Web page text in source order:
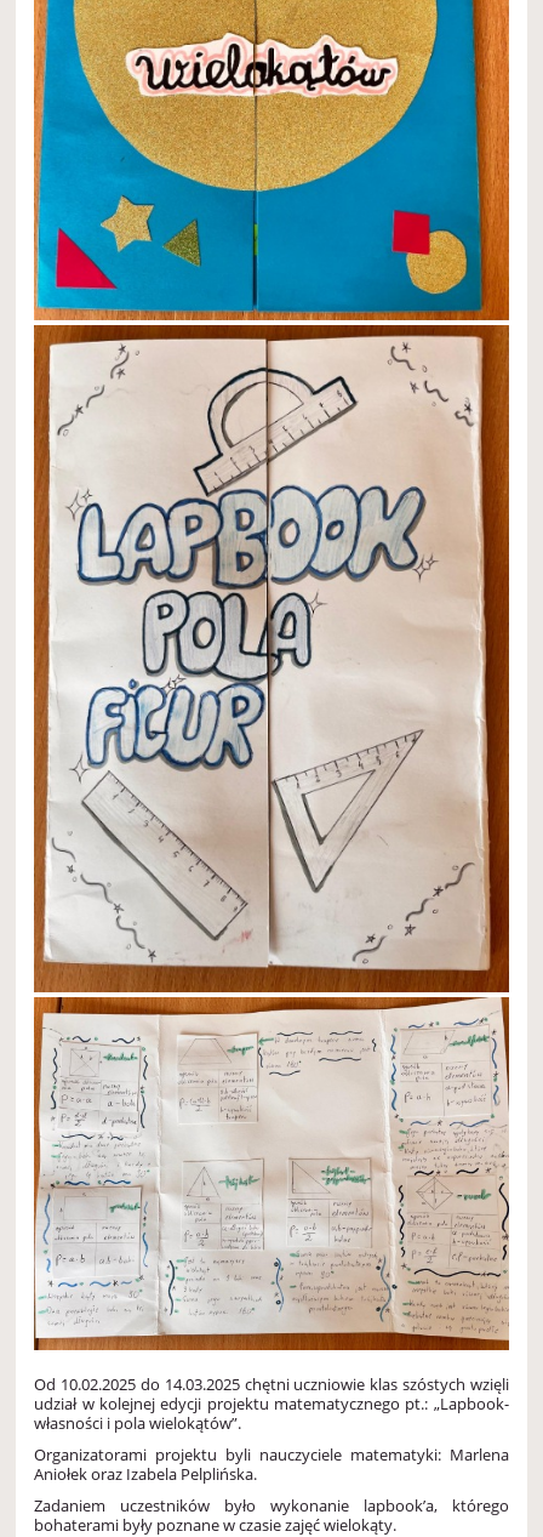
Od 10.02.2025 do 14.03.2025 chętni uczniowie klas szóstych wzięli
udział w kolejnej edycji projektu matematycznego pt.: „Lapbook-
własności i pola wielokątów”.
Organizatorami projektu byli nauczyciele matematyki: Marlena
Aniołek oraz Izabela Pelplińska.
Zadaniem uczestników było wykonanie lapbook’a, którego
bohaterami były poznane w czasie zajęć wielokąty.